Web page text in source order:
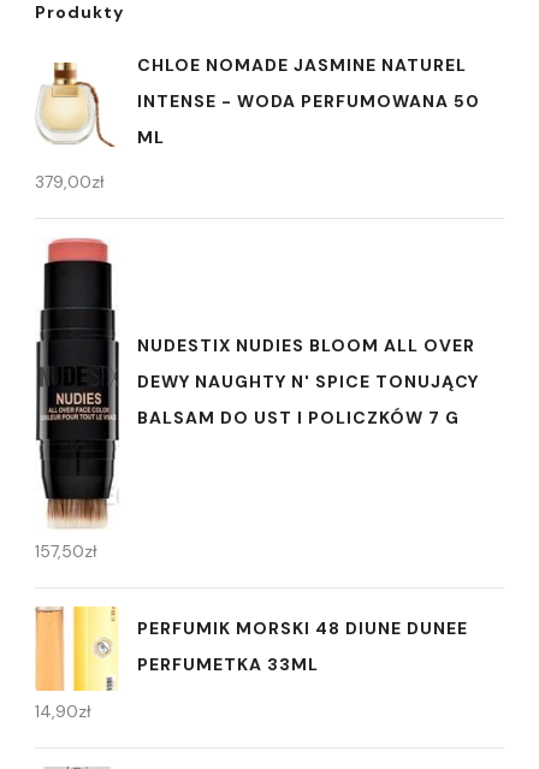
Produkty
CHLOE NOMADE JASMINE NATUREL
INTENSE - WODA PERFUMOWANA 50
ML
379,00zł
NUDESTIX NUDIES BLOOM ALL OVER
DEWY NAUGHTY N' SPICE TONUJĄCY
BALSAM DO UST I POLICZKÓW 7 G
157,50zł
PERFUMIK MORSKI 48 DIUNE DUNEE
PERFUMETKA 33ML
14,90zł